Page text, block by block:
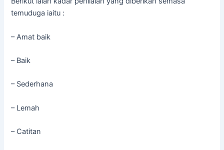
temuduga iaitu :
– Amat baik
– Baik
– Sederhana
– Lemah
– Catitan